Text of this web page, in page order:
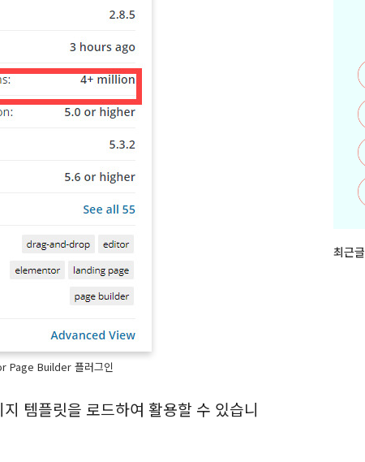
Page Builder 플러그인
템플릿을 로드하여 활용할 수 있습니
최
최근글